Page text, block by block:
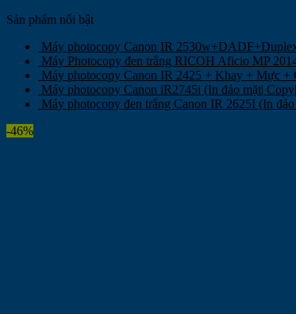
Sản phẩm nổi bật
Máy photocopy Canon IR
Máy Photocopy đen trắng RICOH Aficio MP
Máy photocopy Canon IR 2425 + Khay + Mực
Máy photocopy Canon iR2745i (In đảo mặt|
Máy photocopy đen trắng Canon IR 2625I (In
-46%